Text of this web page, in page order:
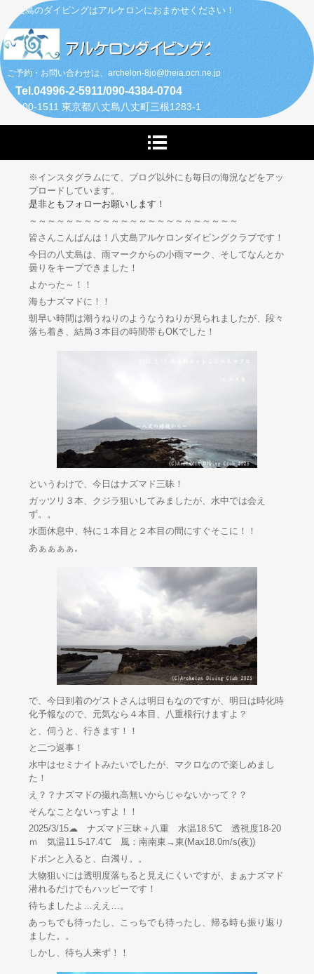
八丈島のダイビングはアルケロンにおまかせください！
ご予約・お問い合わせは、archelon-8jo@theia.ocn.ne.jp
Tel.04996-2-5911/090-4384-0704
〒100-1511 東京都八丈島八丈町三根1283-1
※インスタグラムにて、ブログ以外にも毎日の海況などをアッ
プロードしています。
是非ともフォローお願いします！
～～～～～～～～～～～～～～～～～～～～～～～
皆さんこんばんは！八丈島アルケロンダイビングクラブです！
今日の八丈島は、雨マークからの小雨マーク、そしてなんとか
曇りをキープできました！
よかった～！！
海もナズマドに！！
朝早い時間は潮うねりのようなうねりが見られましたが、段々
落ち着き、結局３本目の時間帯もOKでした！
というわけで、今日はナズマド三昧！
ガッツリ３本、クジラ狙いしてみましたが、水中では会え
ず。。
水面休息中、特に１本目と２本目の間にすぐそこに！！
あぁぁぁぁ。
で、今日到着のゲストさんは明日もなのですが、明日は時化時
化予報なので、元気なら４本目、八重根行けますよ？
と、伺うと、行きます！！
と二つ返事！
水中はセミナイトみたいでしたが、マクロなので楽しめまし
た！
え？？ナズマドの撮れ高無いからじゃないかって？？
そんなことないっすよ！！
2025/3/15☁ ナズマド三昧＋八重 水温18.5℃ 透視度18-20
ｍ 気温11.5-17.4℃ 風：南南東→東(Max18.0m/s(夜))
ドボンと入ると、白濁り。。
大物狙いには透明度落ちると見えにくいですが、まぁナズマド
潜れるだけでもハッピーです！
待ちましたよ…ええ…。
あっちでも待ったし、こっちでも待ったし、帰る時も振り返り
ました。。
しかし、待ち人来ず！！